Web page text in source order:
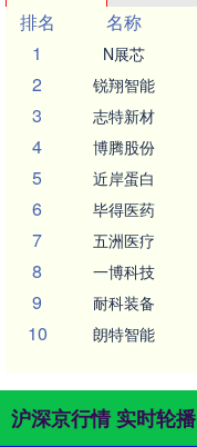
排名
名称
1
N展芯
2 锐翔智能
3 志特新材
4 博腾股份
5 近岸蛋白
6 毕得医药
7 五洲医疗
8 一博科技
9 耐科装备
10 朗特智能
沪深京行情 实时轮播